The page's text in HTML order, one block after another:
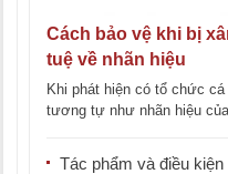
Cách bảo vệ khi bị
tuệ về nhãn hiệu
Khi phát hiện có tổ chức
tương tự như nhãn hiệu
Tác phẩm và điều